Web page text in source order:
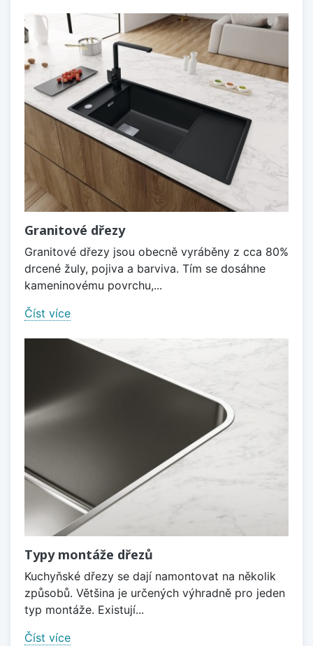
Granitové dřezy
Granitové dřezy jsou obecně vyráběny z cca 80%
drcené žuly, pojiva a barviva. Tím se dosáhne
kameninovému povrchu,...
Číst více
Typy montáže dřezů
Kuchyňské dřezy se dají namontovat na několik
způsobů. Většina je určených výhradně pro jeden
typ montáže. Existují...
Číst více